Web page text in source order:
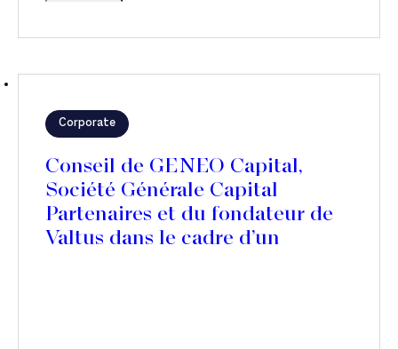
Corporate
Conseil de GENEO Capital,
Société Générale Capital
Partenaires et du fondateur de
Valtus dans le cadre d’un